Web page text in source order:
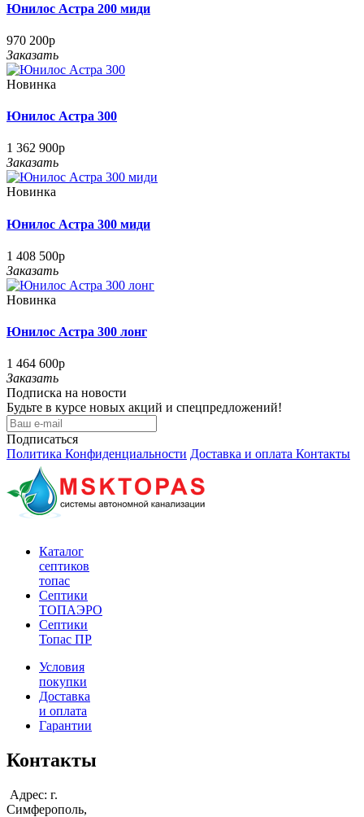
Юнилос Астра 200 миди
970 200р
Заказать
Новинка
Юнилос Астра 300
1 362 900р
Заказать
Новинка
Юнилос Астра 300 миди
1 408 500р
Заказать
Новинка
Юнилос Астра 300 лонг
1 464 600р
Заказать
Подписка на новости
Будьте в курсе новых акций и спецпредложений!
Подписаться
Политика Конфиденциальности Доставка и оплата Контакты
Каталог
септиков
топас
Септики
ТОПАЭРО
Септики
Топас ПР
Условия
покупки
Доставка
и оплата
Гарантии
Контакты
Адрес: г.
Симферополь,